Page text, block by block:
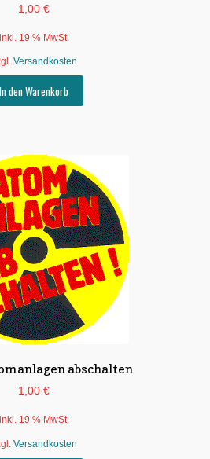
1,00 €
inkl. 19 % MwSt.
Versandkosten
In den Warenkorb
abschalten
1,00 €
inkl. 19 % MwSt.
Versandkosten